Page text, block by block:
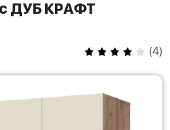
ДУБ КРАФТ
(4)